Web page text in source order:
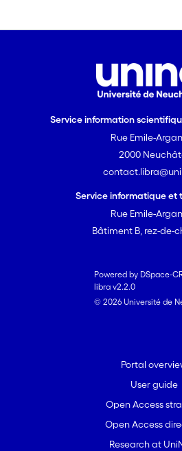
Service information
Rue Emile-
2000
Service informatique et
Rue Emile-
Bâtiment B, rez-de-
Powered by DSpace-
libra v2.2.0
© 2026 Université de
Portal
User guide
Open Access
Open Access
Research at